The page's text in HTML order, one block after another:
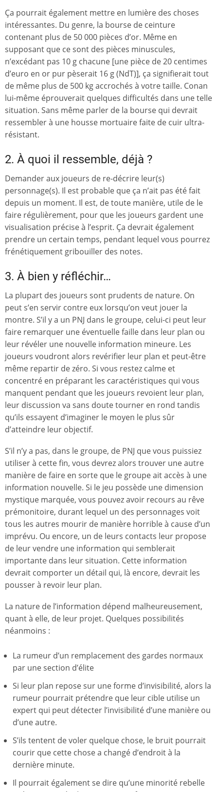
Ça pourrait également mettre en lumière des choses
intéressantes. Du genre, la bourse de ceinture
contenant plus de 50 000 pièces d’or. Même en
supposant que ce sont des pièces minuscules,
n’excédant pas 10 g chacune [une pièce de 20 centimes
d’euro en or pur pèserait 16 g (NdT)], ça signifierait tout
de même plus de 500 kg accrochés à votre taille. Conan
lui-même éprouverait quelques difficultés dans une telle
situation. Sans même parler de la bourse qui devrait
ressembler à une housse mortuaire faite de cuir ultra-
résistant.
2. À quoi il ressemble, déjà ?
Demander aux joueurs de re-décrire leur(s)
personnage(s). Il est probable que ça n’ait pas été fait
depuis un moment. Il est, de toute manière, utile de le
faire régulièrement, pour que les joueurs gardent une
visualisation précise à l’esprit. Ça devrait également
prendre un certain temps, pendant lequel vous pourrez
frénétiquement gribouiller des notes.
3. À bien y réfléchir…
La plupart des joueurs sont prudents de nature. On
peut s’en servir contre eux lorsqu’on veut jouer la
montre. S’il y a un PNJ dans le groupe, celui-ci peut leur
faire remarquer une éventuelle faille dans leur plan ou
leur révéler une nouvelle information mineure. Les
joueurs voudront alors revérifier leur plan et peut-être
même repartir de zéro. Si vous restez calme et
concentré en préparant les caractéristiques qui vous
manquent pendant que les joueurs revoient leur plan,
leur discussion va sans doute tourner en rond tandis
qu’ils essayent d’imaginer le moyen le plus sûr
d’atteindre leur objectif.
S’il n’y a pas, dans le groupe, de PNJ que vous puissiez
utiliser à cette fin, vous devrez alors trouver une autre
manière de faire en sorte que le groupe ait accès à une
information nouvelle. Si le jeu possède une dimension
mystique marquée, vous pouvez avoir recours au rêve
prémonitoire, durant lequel un des personnages voit
tous les autres mourir de manière horrible à cause d’un
imprévu. Ou encore, un de leurs contacts leur propose
de leur vendre une information qui semblerait
importante dans leur situation. Cette information
devrait comporter un détail qui, là encore, devrait les
pousser à revoir leur plan.
La nature de l’information dépend malheureusement,
quant à elle, de leur projet. Quelques possibilités
néanmoins :
La rumeur d’un remplacement des gardes normaux
par une section d’élite
Si leur plan repose sur une forme d’invisibilité, alors la
rumeur pourrait prétendre que leur cible utilise un
expert qui peut détecter l’invisibilité d’une manière ou
d’une autre.
S’ils tentent de voler quelque chose, le bruit pourrait
courir que cette chose a changé d’endroit à la
dernière minute.
Il pourrait également se dire qu’une minorité rebelle